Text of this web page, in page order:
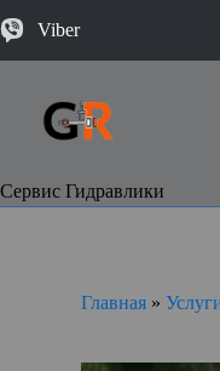
Viber
Сервис Гидравлики
Главная »